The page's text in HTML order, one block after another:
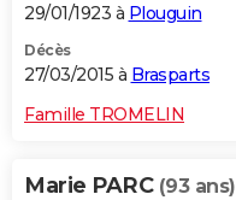
29/01/1923 à Plouguin
Décès
27/03/2015 à Brasparts
Famille TROMELIN
Marie PARC (93 ans)